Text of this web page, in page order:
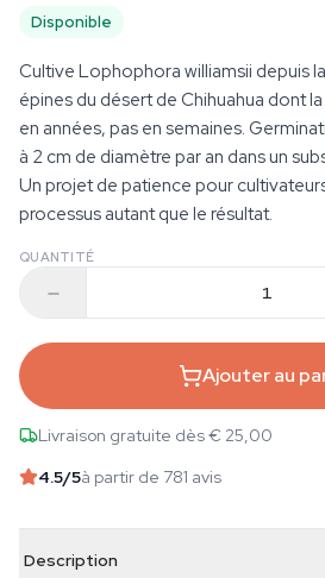
Disponible
Cultive Lophophora williamsii depuis
épines du désert de Chihuahua dont
en années, pas en semaines.
à 2 cm de diamètre par an dans un
Un projet de patience pour
processus autant que le résultat.
QUANTITÉ
Ajouter au
Livraison gratuite dès € 25,00
4.5/5à partir de 781 avis
Description